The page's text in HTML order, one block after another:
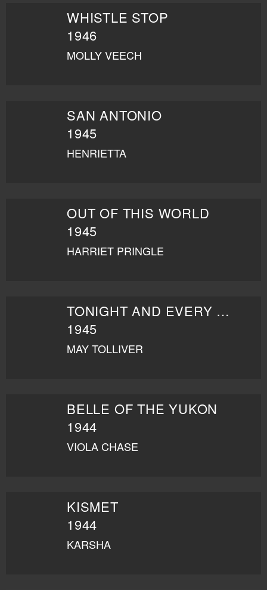
WHISTLE STOP
1946
MOLLY VEECH
SAN ANTONIO
1945
HENRIETTA
OUT OF THIS WORLD
1945
HARRIET PRINGLE
TONIGHT AND EVERY NIGHT
1945
MAY TOLLIVER
BELLE OF THE YUKON
1944
VIOLA CHASE
KISMET
1944
KARSHA